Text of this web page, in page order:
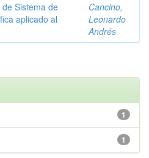
Sistema de
aplicado al
Cancino,
Leonardo
Andrés
1
1